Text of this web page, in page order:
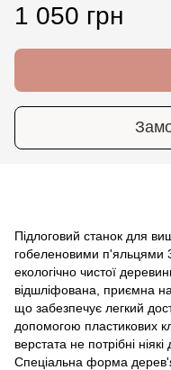
1 050 грн
Підлоговий станок для
гобеленовими п'яльцями
екологічно чистої
відшліфована, приємна
що забезпечує легкий
допомогою пластикових
верстата не потрібні
Спеціальна форма